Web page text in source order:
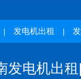
发电机出租
发电机出